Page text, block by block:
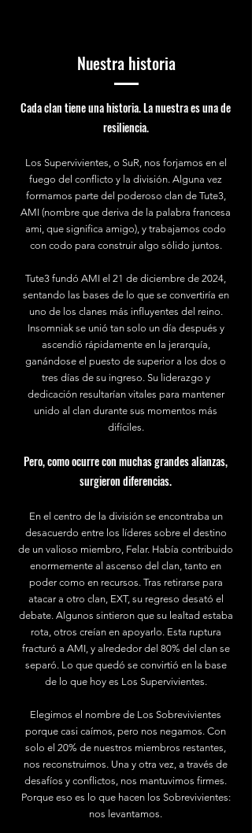
Nuestra historia
Cada clan tiene una historia. La nuestra es una de
resiliencia.
Los Supervivientes, o SuR, nos forjamos en el
fuego del conflicto y la división. Alguna vez
formamos parte del poderoso clan de Tute3,
AMI (nombre que deriva de la palabra francesa
ami, que significa amigo), y trabajamos codo
con codo para construir algo sólido juntos.
Tute3 fundó AMI el 21 de diciembre de 2024,
sentando las bases de lo que se convertiría en
uno de los clanes más influyentes del reino.
Insomniak se unió tan solo un día después y
ascendió rápidamente en la jerarquía,
ganándose el puesto de superior a los dos o
tres días de su ingreso. Su liderazgo y
dedicación resultarían vitales para mantener
unido al clan durante sus momentos más
difíciles.
Pero, como ocurre con muchas grandes alianzas,
surgieron diferencias.
En el centro de la división se encontraba un
desacuerdo entre los líderes sobre el destino
de un valioso miembro, Felar. Había contribuido
enormemente al ascenso del clan, tanto en
poder como en recursos. Tras retirarse para
atacar a otro clan, EXT, su regreso desató el
debate. Algunos sintieron que su lealtad estaba
rota, otros creían en apoyarlo. Esta ruptura
fracturó a AMI, y alrededor del 80% del clan se
separó. Lo que quedó se convirtió en la base
de lo que hoy es Los Supervivientes.
Elegimos el nombre de Los Sobrevivientes
porque casi caímos, pero nos negamos. Con
solo el 20% de nuestros miembros restantes,
nos reconstruimos. Una y otra vez, a través de
desafíos y conflictos, nos mantuvimos firmes.
Porque eso es lo que hacen los Sobrevivientes:
nos levantamos.